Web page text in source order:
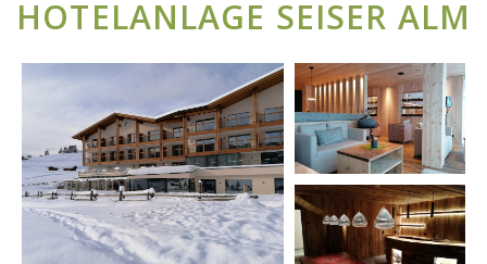
HOTELANLAGE SEISER ALM